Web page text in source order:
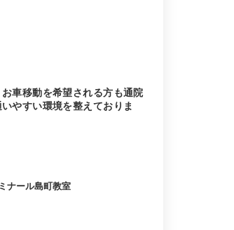
車移動を希望される方も通院
やすい環境を整えておりま
ナール島町教室